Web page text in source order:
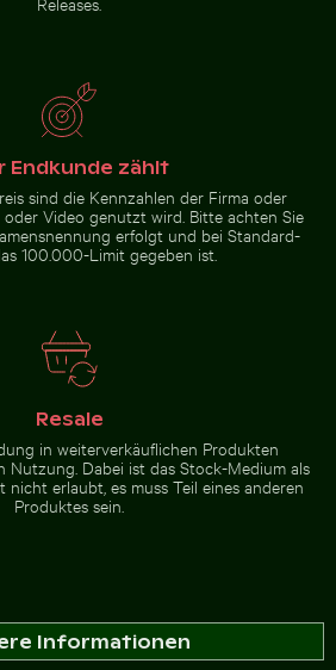
Endkunde zählt
sind die Kennzahlen der Firma oder
oder Video genutzt wird. Bitte achten Sie
erfolgt und bei Standard-
100.000-Limit gegeben ist.
Resale
in weiterverkäuflichen Produkten
Nutzung. Dabei ist das Stock-Medium als
nicht erlaubt, es muss Teil eines anderen
Produktes sein.
Informationen